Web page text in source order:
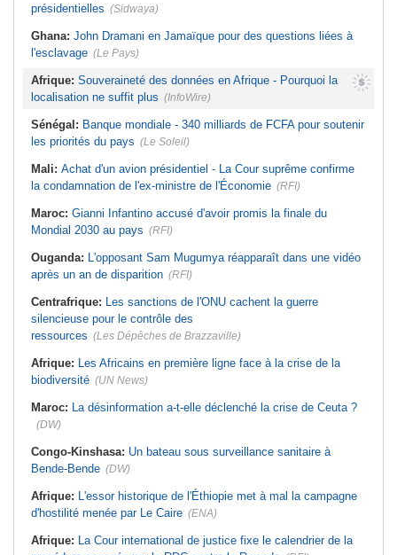
présidentielles (Sidwaya)
Ghana: John Dramani en Jamaïque pour des questions liées à
l'esclavage (Le Pays)
Afrique: Souveraineté des données en Afrique - Pourquoi la
localisation ne suffit plus (InfoWire)
Sénégal: Banque mondiale - 340 milliards de FCFA pour soutenir
les priorités du pays (Le Soleil)
Mali: Achat d'un avion présidentiel - La Cour suprême confirme
la condamnation de l'ex-ministre de l'Économie (RFI)
Maroc: Gianni Infantino accusé d'avoir promis la finale du
Mondial 2030 au pays (RFI)
Ouganda: L'opposant Sam Mugumya réapparaît dans une vidéo
après un an de disparition (RFI)
Centrafrique: Les sanctions de l'ONU cachent la guerre
silencieuse pour le contrôle des
ressources (Les Dépêches de Brazzaville)
Afrique: Les Africains en première ligne face à la crise de la
biodiversité (UN News)
Maroc: La désinformation a-t-elle déclenché la crise de Ceuta ?
(DW)
Congo-Kinshasa: Un bateau sous surveillance sanitaire à
Bende-Bende (DW)
Afrique: L'essor historique de l'Éthiopie met à mal la campagne
d'hostilité menée par Le Caire (ENA)
Afrique: La Cour international de justice fixe le calendrier de la